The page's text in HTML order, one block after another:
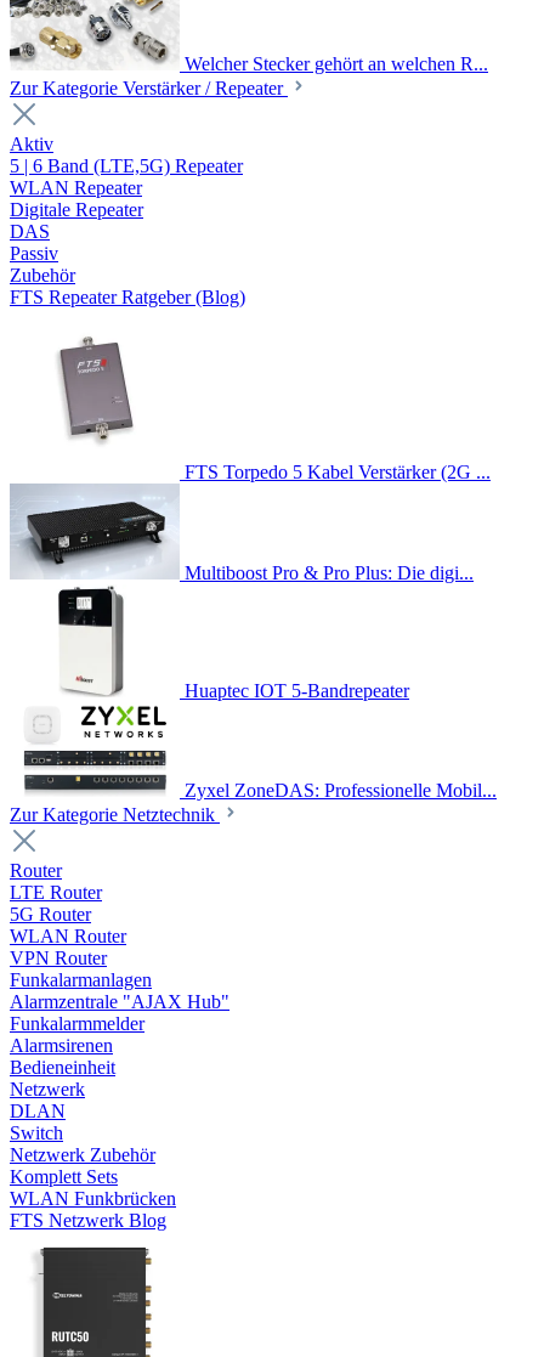
Welcher Stecker gehört an welchen R...
Zur Kategorie Verstärker / Repeater
Aktiv
5 | 6 Band (LTE,5G) Repeater
WLAN Repeater
Digitale Repeater
DAS
Passiv
Zubehör
FTS Repeater Ratgeber (Blog)
FTS Torpedo 5 Kabel Verstärker (2G ...
Multiboost Pro & Pro Plus: Die digi...
Huaptec IOT 5-Bandrepeater
Zyxel ZoneDAS: Professionelle Mobil...
Zur Kategorie Netztechnik
Router
LTE Router
5G Router
WLAN Router
VPN Router
Funkalarmanlagen
Alarmzentrale "AJAX Hub"
Funkalarmmelder
Alarmsirenen
Bedieneinheit
Netzwerk
DLAN
Switch
Netzwerk Zubehör
Komplett Sets
WLAN Funkbrücken
FTS Netzwerk Blog